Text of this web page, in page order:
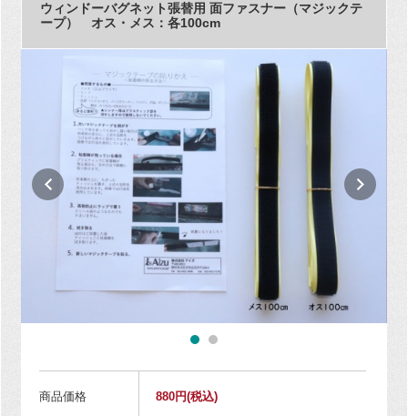
ウィンドーバグネット張替用 面ファスナー（マジックテ
ープ） オス・メス：各100cm
商品価格 880円(税込)